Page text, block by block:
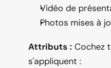
Vidéo de
Photos mises à
Attributs : Cochez
s'appliquent :